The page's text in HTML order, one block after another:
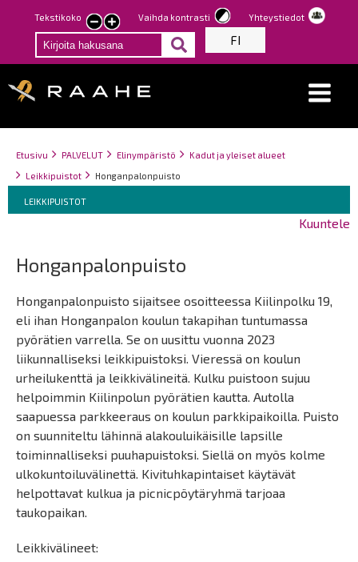
Hyppää
pääsisältöön
Tekstikoko
Pienennä
tekstin
kokoa
Suurenna
tekstin
kokoa
Vaihda kontrasti Yhteystiedot
FI
Breadcrumbs
You
are
Etusivu PALVELUT Elinympäristö
Kadut ja yleiset alueet
Leikkipuistot
Honganpalonpuisto
Breadcrumbs
You
are
LEIKKIPUISTOT
Kuuntele
Honganpalonpuisto
Honganpalonpuisto sijaitsee osoitteessa Kiilinpolku 19,
eli ihan Honganpalon koulun takapihan tuntumassa
pyörätien varrella. Se on uusittu vuonna 2023
liikunnalliseksi leikkipuistoksi. Vieressä on koulun
urheilukenttä ja leikkivälineitä. Kulku puistoon sujuu
helpoimmin Kiilinpolun pyörätien kautta. Autolla
saapuessa parkkeeraus on koulun parkkipaikoilla. Puisto
on suunniteltu lähinnä alakouluikäisille lapsille
toiminnalliseksi puuhapuistoksi. Siellä on myös kolme
ulkokuntoiluvälinettä. Kivituhkapintaiset käytävät
helpottavat kulkua ja picnicpöytäryhmä tarjoaa
taukopaikan.
Leikkivälineet: